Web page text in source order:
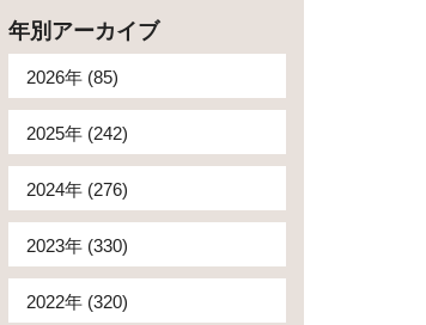
年別アーカイブ
2026年 (85)
2025年 (242)
2024年 (276)
2023年 (330)
2022年 (320)